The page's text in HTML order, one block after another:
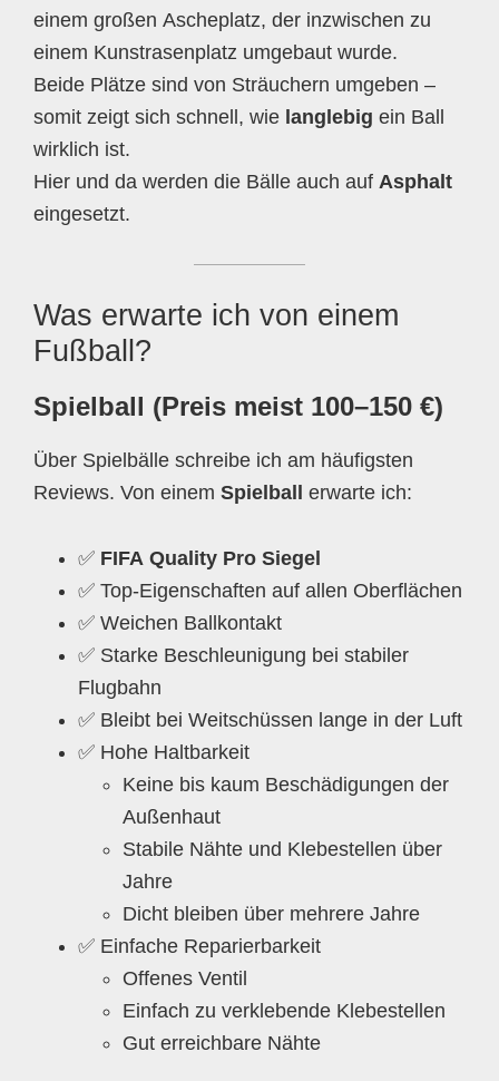
einem großen Ascheplatz, der inzwischen zu
einem Kunstrasenplatz umgebaut wurde.
Beide Plätze sind von Sträuchern umgeben –
somit zeigt sich schnell, wie langlebig ein Ball
wirklich ist.
Hier und da werden die Bälle auch auf Asphalt
eingesetzt.
Was erwarte ich von einem
Fußball?
Spielball (Preis meist 100–150 €)
Über Spielbälle schreibe ich am häufigsten
Reviews. Von einem Spielball erwarte ich:
✅ FIFA Quality Pro Siegel
✅ Top-Eigenschaften auf allen Oberflächen
✅ Weichen Ballkontakt
✅ Starke Beschleunigung bei stabiler
Flugbahn
✅ Bleibt bei Weitschüssen lange in der Luft
✅ Hohe Haltbarkeit
Keine bis kaum Beschädigungen der
Außenhaut
Stabile Nähte und Klebestellen über
Jahre
Dicht bleiben über mehrere Jahre
✅ Einfache Reparierbarkeit
Offenes Ventil
Einfach zu verklebende Klebestellen
Gut erreichbare Nähte